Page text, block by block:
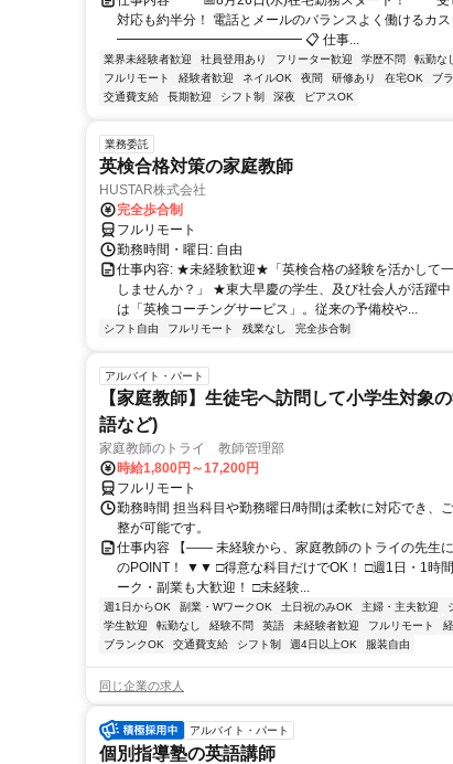
対応も約半分！ 電話とメールのバランスよく働けるカ
━━━━━━━━━━━━━━ 📋 仕事...
業界未経験者歓迎 社員登用あり フリーター歓迎 学歴不問 転勤なし
フルリモート
経験者歓迎 ネイルOK 夜間 研修あり 在宅OK ブ
交通費支給
長期歓迎 シフト制 深夜 ピアスOK
業務委託
英検合格対策の家庭教師
HUSTAR株式会社
完全歩合制
フルリモート
勤務時間・曜日: 自由
仕事内容: ★未経験歓迎★「英検合格の経験を活かして
しませんか？」 ★東大早慶の学生、及び社会人が活躍
は「英検コーチングサービス」。従来の予備校や...
シフト自由 フルリモート 残業なし 完全歩合制
アルバイト・パート
【家庭教師】生徒宅へ訪問して小学生対象
語など)
家庭教師のトライ 教師管理部
時給1,800円～17,200円
フルリモート
勤務時間 担当科目や勤務曜日/時間は柔軟に対応でき、
整が可能です。
仕事内容 【―― 未経験から、家庭教師のトライの先
のPOINT！ ▼▼ □得意な科目だけでOK！ □週1日・1時
ーク・副業も大歓迎！ □未経験...
週1日からOK 副業・WワークOK 土日祝のみOK 主婦・主夫歓迎
学生歓迎
転勤なし 経験不問 英語 未経験者歓迎 フルリモート
ブランクOK
交通費支給 シフト制 週4日以上OK 服装自由
同じ企業の求人
アルバイト・パート
個別指導塾の英語講師